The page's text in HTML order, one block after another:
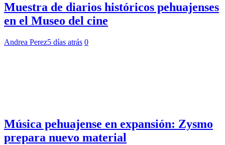
Muestra de diarios históricos pehuajenses
en el Museo del cine
Andrea Perez5 días atrás 0
Música pehuajense en expansión: Zysmo
prepara nuevo material